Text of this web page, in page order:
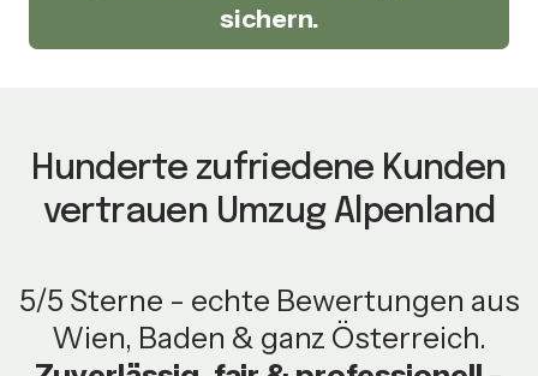
sichern.
Hunderte zufriedene Kunden
vertrauen Umzug Alpenland
5/5 Sterne - echte Bewertungen aus
Wien, Baden & ganz Österreich.